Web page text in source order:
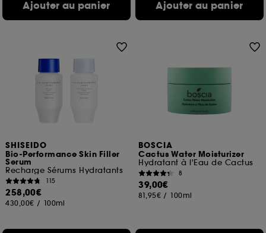
Ajouter au panier Ajouter au panier
SHISEIDO
Bio-Performance Skin Filler
Serum
Recharge Sérums Hydratants
115
258,00€
430,00€ / 100ml
BOSCIA
Cactus Water Moisturizer
Hydratant à l'Eau de Cactus
8
39,00€
81,95€ / 100ml